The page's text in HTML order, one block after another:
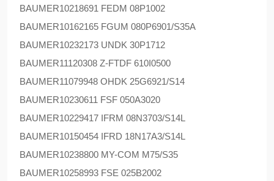
BAUMER10218691 FEDM 08P1002
BAUMER10162165 FGUM 080P6901/S35A
BAUMER10232173 UNDK 30P1712
BAUMER11120308 Z-FTDF 610I0500
BAUMER11079948 OHDK 25G6921/S14
BAUMER10230611 FSF 050A3020
BAUMER10229417 IFRM 08N3703/S14L
BAUMER10150454 IFRD 18N17A3/S14L
BAUMER10238800 MY-COM M75/S35
BAUMER10258993 FSE 025B2002